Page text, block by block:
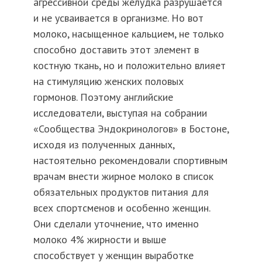
и не усваивается в организме. Но вот
молоко, насыщенное кальцием, не только
способно доставить этот элемент в
костную ткань, но и положительно влияет
на стимуляцию женских половых
гормонов. Поэтому английские
исследователи, выступая на собрании
«Сообщества Эндокринологов» в Бостоне,
исходя из полученных данных,
настоятельно рекомендовали спортивным
врачам внести жирное молоко в список
обязательных продуктов питания для
всех спортсменов и особенно женщин.
Они сделали уточнение, что именно
молоко 4% жирности и выше
способствует у женщин выработке